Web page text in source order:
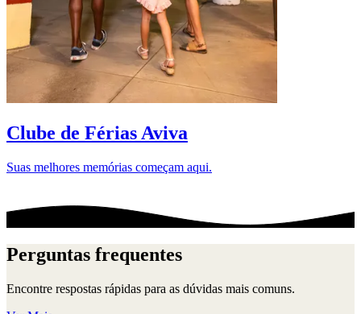
Clube de Férias Aviva
Suas melhores memórias começam aqui.
Perguntas frequentes
Encontre respostas rápidas para as dúvidas mais comuns.